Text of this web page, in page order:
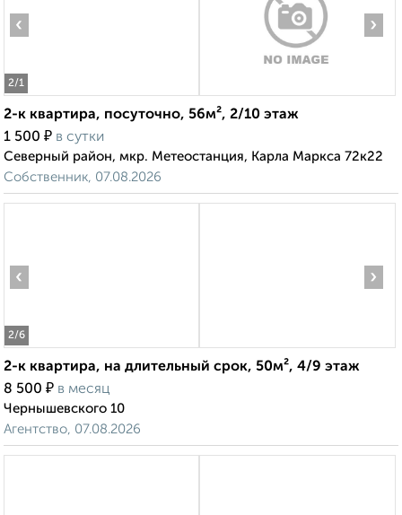
2/1
‹ ›
2-к квартира, посуточно, 56м², 2/10 этаж
1 500 ₽ в сутки
Северный район, мкр. Метеостанция, Карла Маркса 72к22
Собственник, 07.08.2026
2/6
‹ ›
2-к квартира, на длительный срок, 50м², 4/9 этаж
8 500 ₽ в месяц
Чернышевского 10
Агентство, 07.08.2026